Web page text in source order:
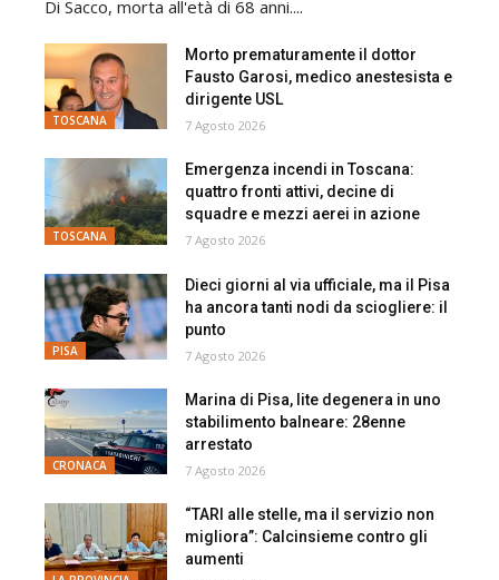
Di Sacco, morta all'età di 68 anni....
TOSCANA
Morto prematuramente il dottor
Fausto Garosi, medico anestesista e
dirigente USL
7 Agosto 2026
TOSCANA
Emergenza incendi in Toscana:
quattro fronti attivi, decine di
squadre e mezzi aerei in azione
7 Agosto 2026
PISA
Dieci giorni al via ufficiale, ma il Pisa
ha ancora tanti nodi da sciogliere: il
punto
7 Agosto 2026
CRONACA
Marina di Pisa, lite degenera in uno
stabilimento balneare: 28enne
arrestato
7 Agosto 2026
“TARI alle stelle, ma il servizio non
migliora”: Calcinsieme contro gli
aumenti